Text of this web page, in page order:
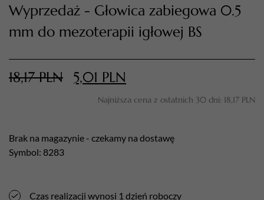
TWÓJ KOSZYK (
Suma koszyka (0)
Wyprzedaż - Głowica zabiegowa 0.5
mm do mezoterapii igłowej BS
18,17PLN 5,01 PLN
Najniższa cena z ostatnich 30 dni: 18,17 PLN
Brak na magazynie - czekamy na dostawę
Symbol: 8283
Czas realizacji wynosi 1 dzień roboczy